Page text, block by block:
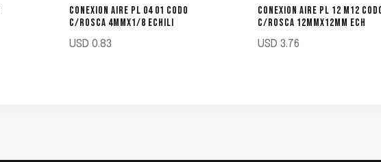
CONEXION AIRE PL 04 01 CODO
C/ROSCA 4MMX1/8 ECHILI
USD 0.83
CONEXION AIRE PL 12 M12
C/ROSCA 12MMX12MM ECH
USD 3.76